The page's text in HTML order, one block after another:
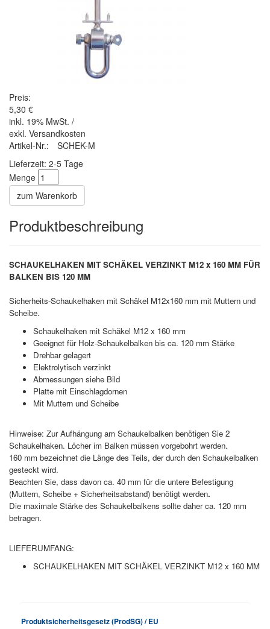
Preis:
5,30 €
inkl. 19% MwSt. /
exkl. Versandkosten
Artikel-Nr.:
SCHEK-M
Lieferzeit: 2-5 Tage
Menge
zum Warenkorb
Produktbeschreibung
SCHAUKELHAKEN MIT SCHÄKEL VERZINKT M12 x 160 MM FÜR
BALKEN BIS 120 MM
Sicherheits-Schaukelhaken mit Schäkel M12x160 mm mit Muttern und
Scheibe.
Schaukelhaken mit Schäkel M12 x 160 mm
Geeignet für Holz-Schaukelbalken bis ca. 120 mm Stärke
Drehbar gelagert
Elektrolytisch verzinkt
Abmessungen siehe Bild
Platte mit Einschlagdornen
Mit Muttern und Scheibe
Hinweise: Zur Aufhängung am Schaukelbalken benötigen Sie 2
Schaukelhaken. Löcher im Balken müssen vorgebohrt werden.
160 mm bezeichnet die Länge des Teils, der durch den Schaukelbalken
gesteckt wird.
Beachten Sie, dass davon ca. 40 mm für die untere Befestigung
(Muttern, Scheibe + Sicherheitsabstand) benötigt werden.
Die maximale Stärke des Schaukelbalkens sollte daher ca. 120 mm
betragen.
LIEFERUMFANG:
SCHAUKELHAKEN MIT SCHÄKEL VERZINKT M12 x 160 MM
Produktsicherheitsgesetz (ProdSG) / EU